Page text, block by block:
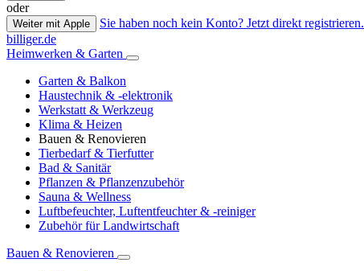
oder
Weiter mit Apple
Sie haben noch kein Konto? Jetzt direkt registrieren.
billiger.de
Heimwerken & Garten
Garten & Balkon
Haustechnik & -elektronik
Werkstatt & Werkzeug
Klima & Heizen
Bauen & Renovieren
Tierbedarf & Tierfutter
Bad & Sanitär
Pflanzen & Pflanzenzubehör
Sauna & Wellness
Luftbefeuchter, Luftentfeuchter & -reiniger
Zubehör für Landwirtschaft
Bauen & Renovieren